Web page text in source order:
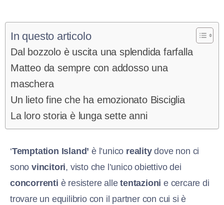
In questo articolo
Dal bozzolo è uscita una splendida farfalla
Matteo da sempre con addosso una
maschera
Un lieto fine che ha emozionato Bisciglia
La loro storia è lunga sette anni
‘Temptation Island’ è l’unico realitydove non ci
sono vincitori, visto che l’unico obiettivo dei
concorrenti è resistere alletentazioni e cercare di
trovare un equilibrio con il partner con cui si è